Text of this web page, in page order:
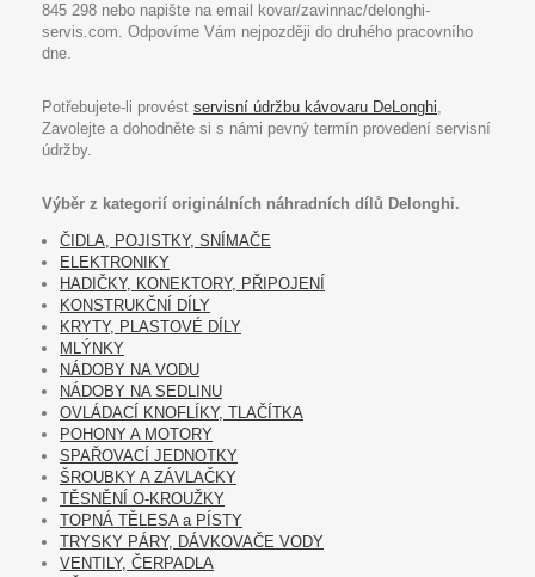
845 298 nebo napište na email kovar/zavinnac/delonghi-
servis.com. Odpovíme Vám nejpozději do druhého pracovního
dne.
Potřebujete-li provést servisní údržbu kávovaru DeLonghi,
Zavolejte a dohodněte si s námi pevný termín provedení servisní
údržby.
Výběr z kategorií originálních náhradních dílů Delonghi.
ČIDLA, POJISTKY, SNÍMAČE
ELEKTRONIKY
HADIČKY, KONEKTORY, PŘIPOJENÍ
KONSTRUKČNÍ DÍLY
KRYTY, PLASTOVÉ DÍLY
MLÝNKY
NÁDOBY NA VODU
NÁDOBY NA SEDLINU
OVLÁDACÍ KNOFLÍKY, TLAČÍTKA
POHONY A MOTORY
SPAŘOVACÍ JEDNOTKY
ŠROUBKY A ZÁVLAČKY
TĚSNĚNÍ O-KROUŽKY
TOPNÁ TĚLESA a PÍSTY
TRYSKY PÁRY, DÁVKOVAČE VODY
VENTILY, ČERPADLA